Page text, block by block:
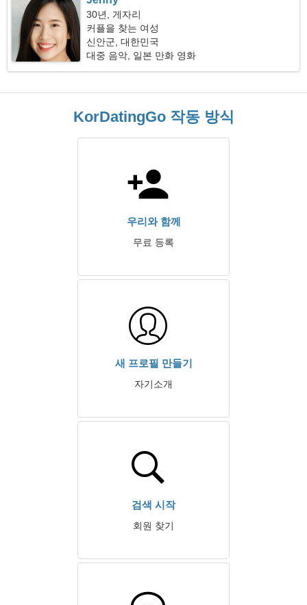
30년, 게자리
커플을 찾는 여성
신안군, 대한민국
대중 음악, 일본 만화 영화
KorDatingGo 작동 방식
우리와 함께
무료 등록
새 프로필 만들기
자기소개
검색 시작
회원 찾기